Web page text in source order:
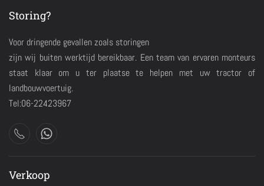
Storing?
Voor dringende gevallen zoals storingen
zijn wij buiten werktijd bereikbaar. Een team van ervaren monteurs
staat klaar om u ter plaatse te helpen met uw tractor of
landbouwvoertuig.
Tel:06-22423967
Verkoop